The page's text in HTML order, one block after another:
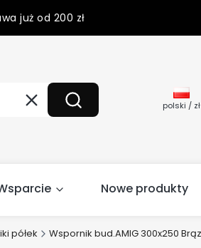
już od 200 zł
WyczyśćSzukaj polski / zł
Nowe produkty
półek Wspornik bud.AMIG 300x250 Brąz